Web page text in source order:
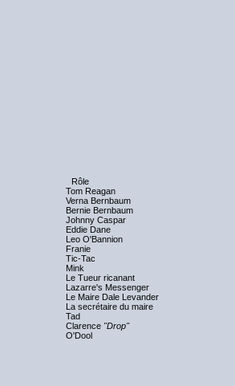
Rôle
Tom Reagan
Verna Bernbaum
Bernie Bernbaum
Johnny Caspar
Eddie Dane
Leo O'Bannion
Franie
Tic-Tac
Mink
Le Tueur ricanant
Lazarre's Messenger
Le Maire Dale Levander
La secrétaire du maire
Tad
Clarence "Drop"
O'Dool